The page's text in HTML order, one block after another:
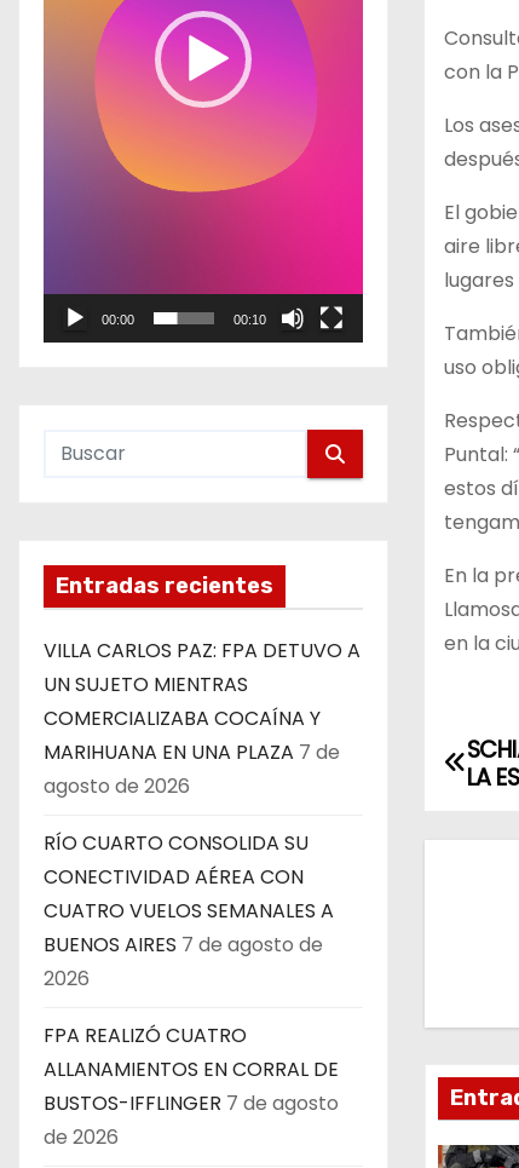
d
00:00 00:10
Entradas recientes
VILLA CARLOS PAZ: FPA DETUVO A
UN SUJETO MIENTRAS
COMERCIALIZABA COCAÍNA Y
MARIHUANA EN UNA PLAZA 7 de
agosto de 2026
RÍO CUARTO CONSOLIDA SU
CONECTIVIDAD AÉREA CON
CUATRO VUELOS SEMANALES A
BUENOS AIRES 7 de agosto de
2026
FPA REALIZÓ CUATRO
ALLANAMIENTOS EN CORRAL DE
BUSTOS-IFFLINGER 7 de agosto
de 2026
con la
Los
El
aire
uso
Puntal:
estos
En la
en la
N
c
i
LA